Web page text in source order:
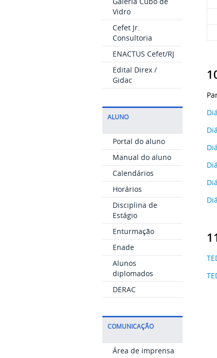
Vidro
Cefet Jr.
Consultoria
ENACTUS Cefet/RJ
Edital Direx /
Gidac
ALUNO
Portal do aluno
Manual do aluno
Calendários
Horários
Disciplina de
Estágio
Enturmação
Enade
Alunos
diplomados
DERAC
COMUNICAÇÃO
Área de imprensa